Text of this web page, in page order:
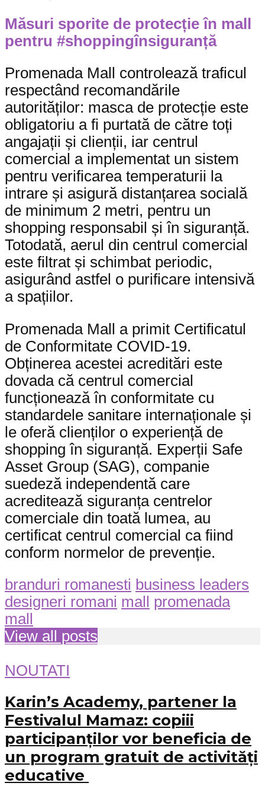
Măsuri sporite de protecție în mall
pentru #shoppingînsiguranță
Promenada Mall controlează traficul
respectând recomandările
autorităților: masca de protecție este
obligatoriu a fi purtată de către toți
angajații și clienții, iar centrul
comercial a implementat un sistem
pentru verificarea temperaturii la
intrare și asigură distanțarea socială
de minimum 2 metri, pentru un
shopping responsabil și în siguranță.
Totodată, aerul din centrul comercial
este filtrat și schimbat periodic,
asigurând astfel o purificare intensivă
a spațiilor.
Promenada Mall a primit Certificatul
de Conformitate COVID-19.
Obținerea acestei acreditări este
dovada că centrul comercial
funcționează în conformitate cu
standardele sanitare internaționale și
le oferă clienților o experiență de
shopping în siguranță. Experții Safe
Asset Group (SAG), companie
suedeză independentă care
acreditează siguranța centrelor
comerciale din toată lumea, au
certificat centrul comercial ca fiind
conform normelor de prevenție.
branduri romanesti business leaders
designeri romani mall
promenada
mall
View all posts
NOUTATI
Karin’s Academy, partener la
Festivalul Mamaz: copiii
participanților vor beneficia de
un program gratuit de activități
educative